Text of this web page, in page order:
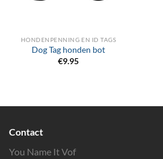
HONDENPENNING EN ID TAGS
Dog Tag honden bot
€9.95
Contact
You Name It Vof